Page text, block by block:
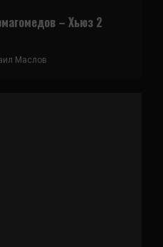
– Хьюз 2
Маслов